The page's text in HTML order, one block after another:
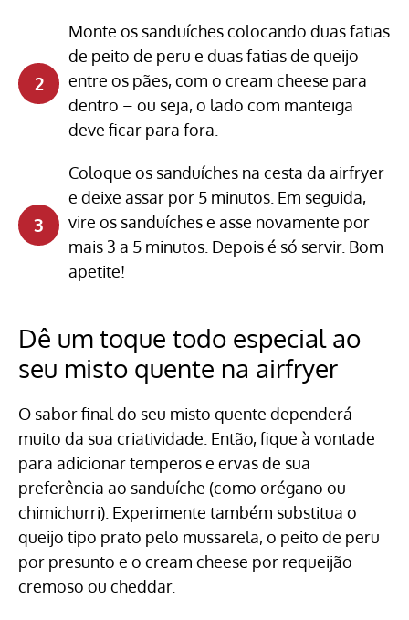
Monte os sanduíches colocando duas fatias
de peito de peru e duas fatias de queijo
entre os pães, com o cream cheese para
dentro – ou seja, o lado com manteiga
deve ficar para fora.
Coloque os sanduíches na cesta da airfryer
e deixe assar por 5 minutos. Em seguida,
vire os sanduíches e asse novamente por
mais 3 a 5 minutos. Depois é só servir. Bom
apetite!
Dê um toque todo especial ao
seu misto quente na airfryer
O sabor final do seu misto quente dependerá
muito da sua criatividade. Então, fique à vontade
para adicionar temperos e ervas de sua
preferência ao sanduíche (como orégano ou
chimichurri). Experimente também substitua o
queijo tipo prato pelo mussarela, o peito de peru
por presunto e o cream cheese por requeijão
cremoso ou cheddar.